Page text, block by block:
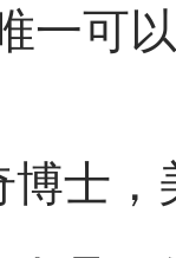
一可
士，